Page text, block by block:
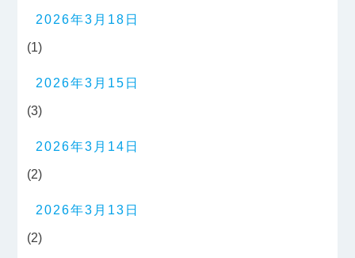
2026年3月18日
(1)
2026年3月15日
(3)
2026年3月14日
(2)
2026年3月13日
(2)